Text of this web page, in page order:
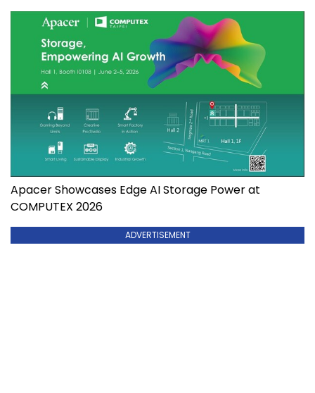
Apacer Showcases Edge AI Storage Power at
COMPUTEX 2026
ADVERTISEMENT